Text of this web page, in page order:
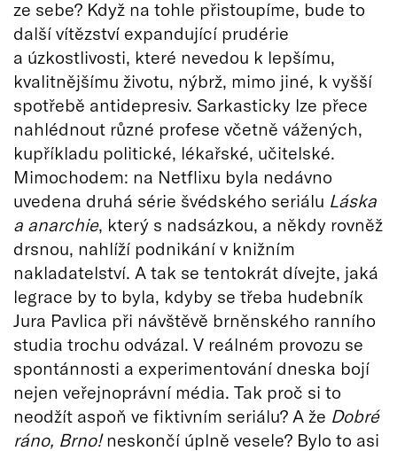
ze sebe? Když na tohle přistoupíme, bude to
další vítězství expandující prudérie
a úzkostlivosti, které nevedou k lepšímu,
kvalitnějšímu životu, nýbrž, mimo jiné, k vyšší
spotřebě antidepresiv. Sarkasticky lze přece
nahlédnout různé profese včetně vážených,
kupříkladu politické, lékařské, učitelské.
Mimochodem: na Netflixu byla nedávno
uvedena druhá série švédského seriálu Láska
a anarchie, který s nadsázkou, a někdy rovněž
drsnou, nahlíží podnikání v knižním
nakladatelství. A tak se tentokrát dívejte, jaká
legrace by to byla, kdyby se třeba hudebník
Jura Pavlica při návštěvě brněnského ranního
studia trochu odvázal. V reálném provozu se
spontánnosti a experimentování dneska bojí
nejen veřejnoprávní média. Tak proč si to
neodžít aspoň ve fiktivním seriálu? A že Dobré
ráno, Brno!neskončí úplně vesele? Bylo to asi